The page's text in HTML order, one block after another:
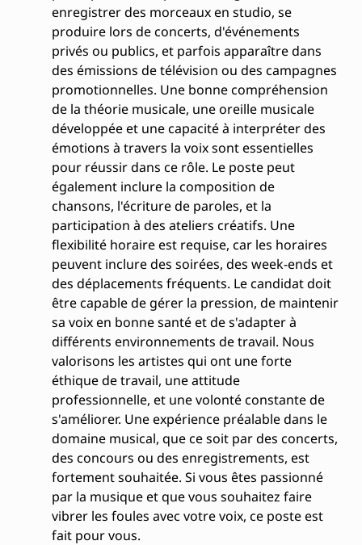
enregistrer des morceaux en studio, se
produire lors de concerts, d'événements
privés ou publics, et parfois apparaître dans
des émissions de télévision ou des campagnes
promotionnelles. Une bonne compréhension
de la théorie musicale, une oreille musicale
développée et une capacité à interpréter des
émotions à travers la voix sont essentielles
pour réussir dans ce rôle. Le poste peut
également inclure la composition de
chansons, l'écriture de paroles, et la
participation à des ateliers créatifs. Une
flexibilité horaire est requise, car les horaires
peuvent inclure des soirées, des week-ends et
des déplacements fréquents. Le candidat doit
être capable de gérer la pression, de maintenir
sa voix en bonne santé et de s'adapter à
différents environnements de travail. Nous
valorisons les artistes qui ont une forte
éthique de travail, une attitude
professionnelle, et une volonté constante de
s'améliorer. Une expérience préalable dans le
domaine musical, que ce soit par des concerts,
des concours ou des enregistrements, est
fortement souhaitée. Si vous êtes passionné
par la musique et que vous souhaitez faire
vibrer les foules avec votre voix, ce poste est
fait pour vous.